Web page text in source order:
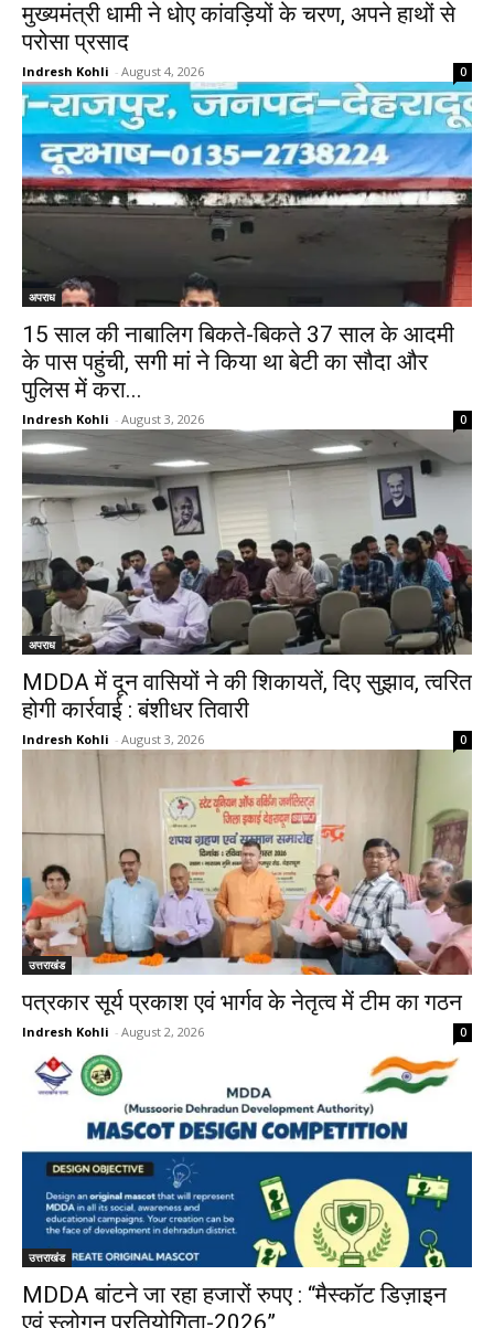
मुख्यमंत्री धामी ने धोए कांवड़ियों के चरण, अपने हाथों से
परोसा प्रसाद
Indresh Kohli - August 4, 2026 0
अपराध
15 साल की नाबालिग बिकते-बिकते 37 साल के आदमी
के पास पहुंची, सगी मां ने किया था बेटी का सौदा और
पुलिस में करा...
Indresh Kohli - August 3, 2026 0
अपराध
MDDA में दून वासियों ने की शिकायतें, दिए सुझाव, त्वरित
होगी कार्रवाई : बंशीधर तिवारी
Indresh Kohli - August 3, 2026 0
उत्तराखंड
पत्रकार सूर्य प्रकाश एवं भार्गव के नेतृत्व में टीम का गठन
Indresh Kohli - August 2, 2026 0
उत्तराखंड
MDDA बांटने जा रहा हजारों रुपए : “मैस्कॉट डिज़ाइन
एवं स्लोगन प्रतियोगिता-2026”